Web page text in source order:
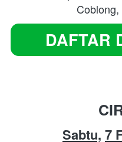
DAFTAR
Sabtu, 7